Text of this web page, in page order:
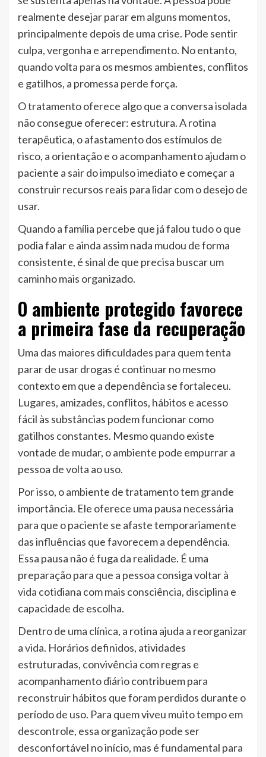
realmente desejar parar em alguns momentos,
principalmente depois de uma crise. Pode sentir
culpa, vergonha e arrependimento. No entanto,
quando volta para os mesmos ambientes, conflitos
e gatilhos, a promessa perde força.
O tratamento oferece algo que a conversa isolada
não consegue oferecer: estrutura. A rotina
terapêutica, o afastamento dos estímulos de
risco, a orientação e o acompanhamento ajudam o
paciente a sair do impulso imediato e começar a
construir recursos reais para lidar com o desejo de
usar.
Quando a família percebe que já falou tudo o que
podia falar e ainda assim nada mudou de forma
consistente, é sinal de que precisa buscar um
caminho mais organizado.
O ambiente protegido favorece
a primeira fase da recuperação
Uma das maiores dificuldades para quem tenta
parar de usar drogas é continuar no mesmo
contexto em que a dependência se fortaleceu.
Lugares, amizades, conflitos, hábitos e acesso
fácil às substâncias podem funcionar como
gatilhos constantes. Mesmo quando existe
vontade de mudar, o ambiente pode empurrar a
pessoa de volta ao uso.
Por isso, o ambiente de tratamento tem grande
importância. Ele oferece uma pausa necessária
para que o paciente se afaste temporariamente
das influências que favorecem a dependência.
Essa pausa não é fuga da realidade. É uma
preparação para que a pessoa consiga voltar à
vida cotidiana com mais consciência, disciplina e
capacidade de escolha.
Dentro de uma clínica, a rotina ajuda a reorganizar
a vida. Horários definidos, atividades
estruturadas, convivência com regras e
acompanhamento diário contribuem para
reconstruir hábitos que foram perdidos durante o
período de uso. Para quem viveu muito tempo em
descontrole, essa organização pode ser
desconfortável no início, mas é fundamental para